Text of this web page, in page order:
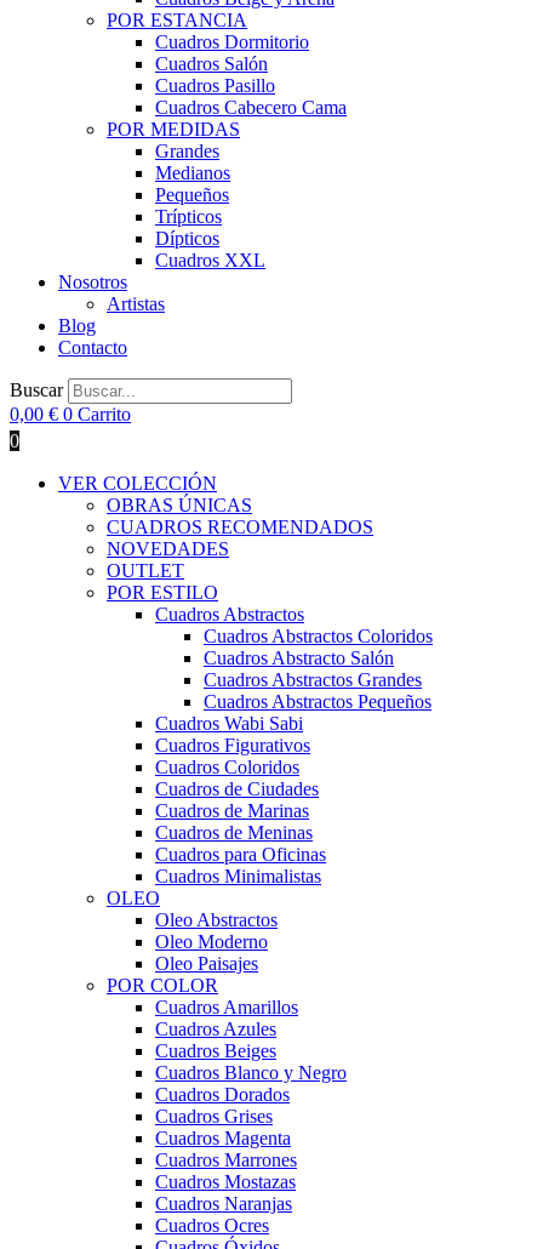
POR ESTANCIA
Cuadros Dormitorio
Cuadros Salón
Cuadros Pasillo
Cuadros Cabecero Cama
POR MEDIDAS
Grandes
Medianos
Pequeños
Trípticos
Dípticos
Cuadros XXL
Nosotros
Artistas
Blog
Contacto
Buscar
0,00 € 0 Carrito
0
VER COLECCIÓN
OBRAS ÚNICAS
CUADROS RECOMENDADOS
NOVEDADES
OUTLET
POR ESTILO
Cuadros Abstractos
Cuadros Abstractos Coloridos
Cuadros Abstracto Salón
Cuadros Abstractos Grandes
Cuadros Abstractos Pequeños
Cuadros Wabi Sabi
Cuadros Figurativos
Cuadros Coloridos
Cuadros de Ciudades
Cuadros de Marinas
Cuadros de Meninas
Cuadros para Oficinas
Cuadros Minimalistas
OLEO
Oleo Abstractos
Oleo Moderno
Oleo Paisajes
POR COLOR
Cuadros Amarillos
Cuadros Azules
Cuadros Beiges
Cuadros Blanco y Negro
Cuadros Dorados
Cuadros Grises
Cuadros Magenta
Cuadros Marrones
Cuadros Mostazas
Cuadros Naranjas
Cuadros Ocres